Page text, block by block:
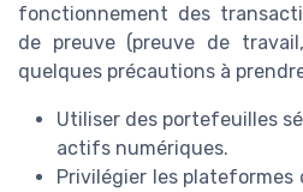
fonctionnement des
de preuve (preuve de
quelques précautions à
Utiliser des portefeuilles
actifs numériques.
Privilégier les plateformes